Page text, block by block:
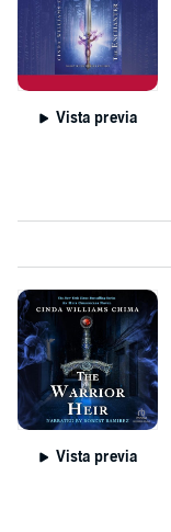
Vista previa
Vista previa